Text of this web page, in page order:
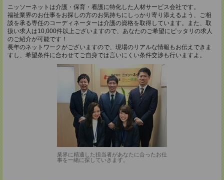
ニッソーネットは介護・保育・看護に特化した人材サービス会社です。
福祉業界のお仕事をお探しの方のお気持ちにしっかり寄り添えるよう、ご相
談を承る専任のコーディネーターは介護の資格を取得しています。また、取
扱い求人は10,000件以上ございますので、あなたのご希望にピッタリの求人
のご紹介が可能です！
長年のネットワークがございますので、現場のリアルな情報もお伝えできま
すし、希望条件に合わせてご自身では言いにくい条件交渉も行いますよ。
業界に精通した担当者があなたに合ったお仕
事を一緒に探していきます。